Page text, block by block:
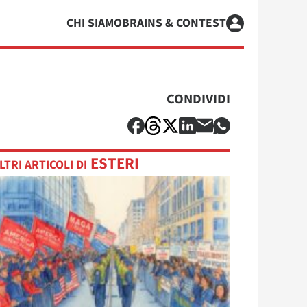
CHI SIAMOBRAINS & CONTEST
CONDIVIDI
ARTICOLI DI ESTERI